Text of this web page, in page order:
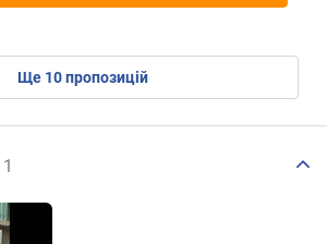
ще 10пропозицій
1